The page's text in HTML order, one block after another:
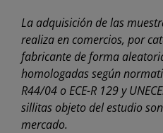
La adquisición de las
realiza en comercios, por
fabricante de forma
homologadas según
R44/04 o ECE-R 129 y
sillitas objeto del estudio
mercado.